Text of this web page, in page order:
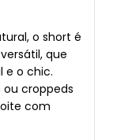
o short é
que
e o chic.
croppeds
com